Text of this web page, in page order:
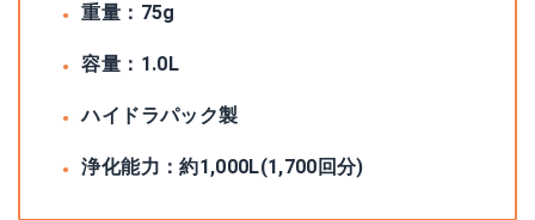
重量：75g
容量：1.0L
ハイドラパック製
浄化能力：約1,000L(1,700回分)